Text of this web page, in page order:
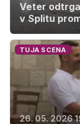
Veter
v Splitu
TUJA SCENA
26. 05. 2026